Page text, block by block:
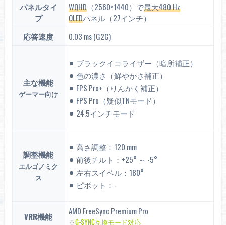
パネルタイ
プ
WQHD（2560×1440）で最大480 Hz
OLEDパネル（27インチ）
応答速度
0.03 ms (G2G)
主な機能
ゲーマー向け
ブラックイコライザー（暗所補正）
色の濃さ（鮮やかさ補正）
FPS Pro+（りんかく補正）
FPS Pro（疑似TNモード）
24.5インチモード
調整機能
エルゴノミク
ス
高さ調整：120 mm
前後チルト：+25° ～ -5°
左右スイベル：180°
ピボット：-
VRR機能 AMD FreeSync Premium Pro
※G-SYNC互換モード対応